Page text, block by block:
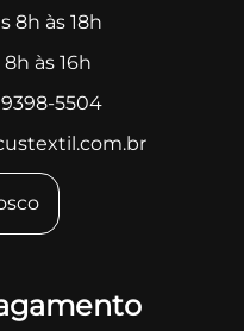
8h às 18h
às 16h
5504